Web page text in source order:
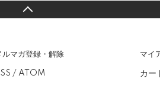
ルマガ登録・解除
/ ATOM
マイ
カー